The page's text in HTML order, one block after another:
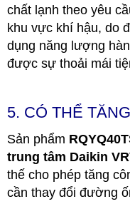
chất lạnh theo yêu
khu vực khí hậu, do
dụng năng lượng
được sự thoải mái
5. CÓ THỂ
Sản phẩm
trung tâm Daikin
thế cho phép tăng
cần thay đổi đường